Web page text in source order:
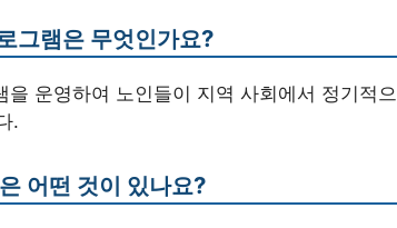
그램은 무엇인가요?
운영하여 노인들이 지역 사회에서 정기적으
.
어떤 것이 있나요?